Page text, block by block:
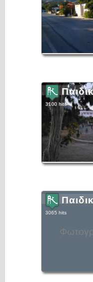
3100 hits
3065 hits